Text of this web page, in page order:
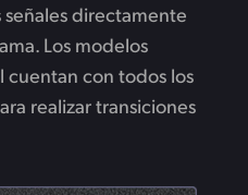
directamente
Los modelos
cuentan con todos los
realizar transiciones